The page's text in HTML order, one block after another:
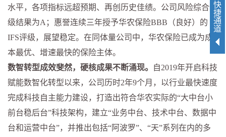
水平，各项指标远超预期、再创历史佳绩。公司风险综合评
级结果为A ；惠誉连续三年授予华农保险BBB （良好）的
IFS评级，展望稳定。在同体量公司中，华农保险已成为成
本最优、增速最快的保险主体。
数智转型成效斐然，硬核成果不断涌现。
自2019年开启科技
赋能数智化转型以来，公司历时2年9个月，以行业最快速度
完成科技自主能力建设，打造出符合华农实际的“大中台小
前台稳后台”科技架构，建立“业务中台、技术中台、数据中
台和运营中台”，并推出包括“阿波罗”、 “天”系列在内的多
快
捷
通
道